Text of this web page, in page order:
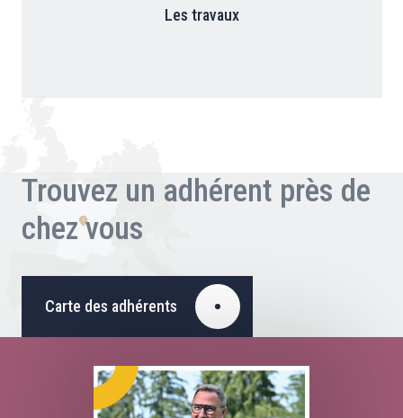
Les travaux
Trouvez un adhérent près de
chez vous
Carte des adhérents